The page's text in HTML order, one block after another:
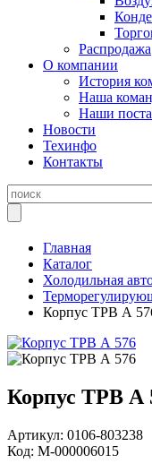
Распродажа
О компании
История
Наша
Наши
Новости
Техинфо
Контакты
Главная
Каталог
Холодильная
Корпус ТРВ А
Корпус ТРВ А
Артикул: 0106-803238
Код: М-000006015